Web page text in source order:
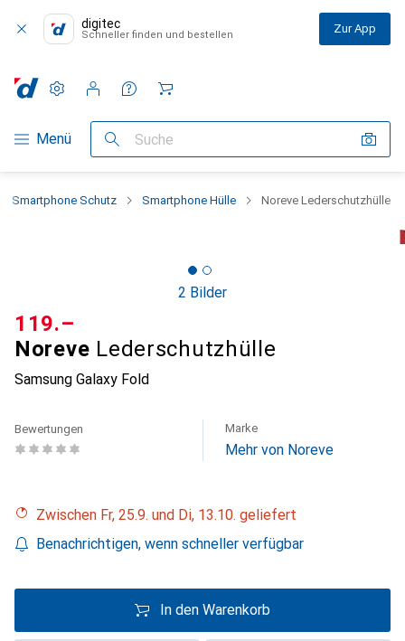
digitec
Schneller finden und bestellen Zur App
Navigation nach Kategorien
Menü Suche
Einstellungen
Kundenkonto
Vergleichslisten
Merklisten
Warenkorb
Smartphone Schutz Smartphone Hülle Noreve Lederschutzhülle
2 Bilder
Noreve Lederschutzhülle
Samsung Galaxy Fold
CHF
119.–
Bewertungen Marke
Mehr von Noreve
Zwischen Fr, 25.9. und Di, 13.10. geliefert
Benachrichtigen, wenn schneller verfügbar
In den Warenkorb